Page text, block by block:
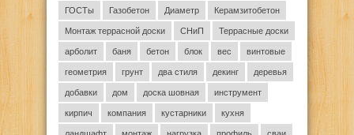
ГОСТы Газобетон Диаметр Керамзитобетон
Монтаж террасной доски СНиП Террасные доски
арболит баня бетон блок вес винтовые
геометрия грунт два стиля декинг деревья
добавки дом доска шовная инструмент
кирпич компания кустарники кухня